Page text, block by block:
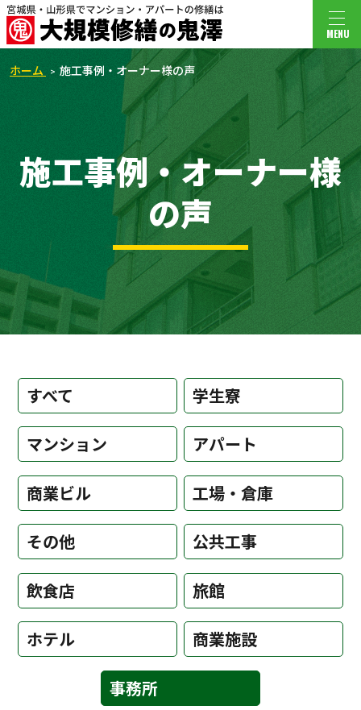
MENU
ホーム 施工事例・オーナー様の声
施工事例・オーナー様
の声
すべて 学生寮
マンション アパート
商業ビル 工場・倉庫
その他 公共工事
飲食店 旅館
ホテル 商業施設
事務所